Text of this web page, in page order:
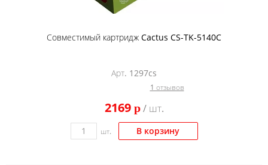
Совместимый картридж Cactus CS-TK-5140C
Арт. 1297cs
1 отзывов
2169 p/ шт.
шт. В корзину